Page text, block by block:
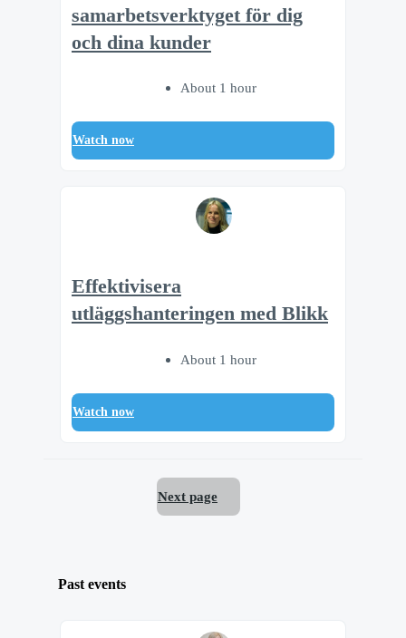
samarbetsverktyget för dig
och dina kunder
About 1 hour
Watch now
Effektivisera
utläggshanteringen med Blikk
About 1 hour
Watch now
Next page
Past events